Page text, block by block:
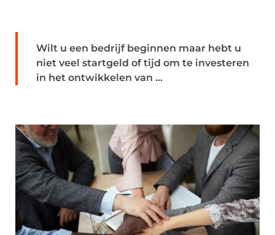
Wilt u een bedrijf beginnen maar hebt u
niet veel startgeld of tijd om te investeren
in het ontwikkelen van ...